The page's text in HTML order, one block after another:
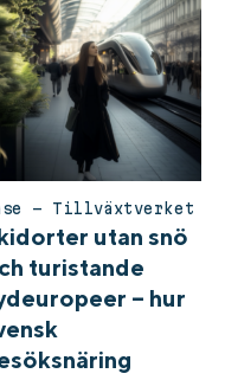
– Tillväxtverket
utan snö
turistande
– hur